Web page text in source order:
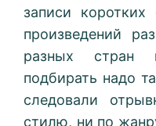
записи
произведений
разных стран
подбирать надо
следовали
стилю, ни по